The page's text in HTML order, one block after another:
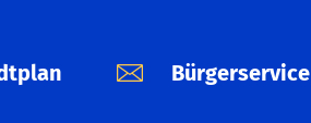
Bürgerservice